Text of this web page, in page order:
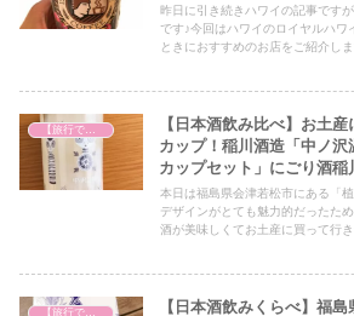
昨日に引き続きハワイの記事です
です♪今回はハワイのロイヤルハワ
ときにおすすめのお店をご紹介し
【日本酒飲み比べ】お土
カップ！稲川酒造「中ノ
カップセット」にごり酒稲川
本日は福島県会津若松市にある「
デザインがとても魅力的だったた
酒が美味しくてお土産に買って行
【日本酒飲みくらべ】福